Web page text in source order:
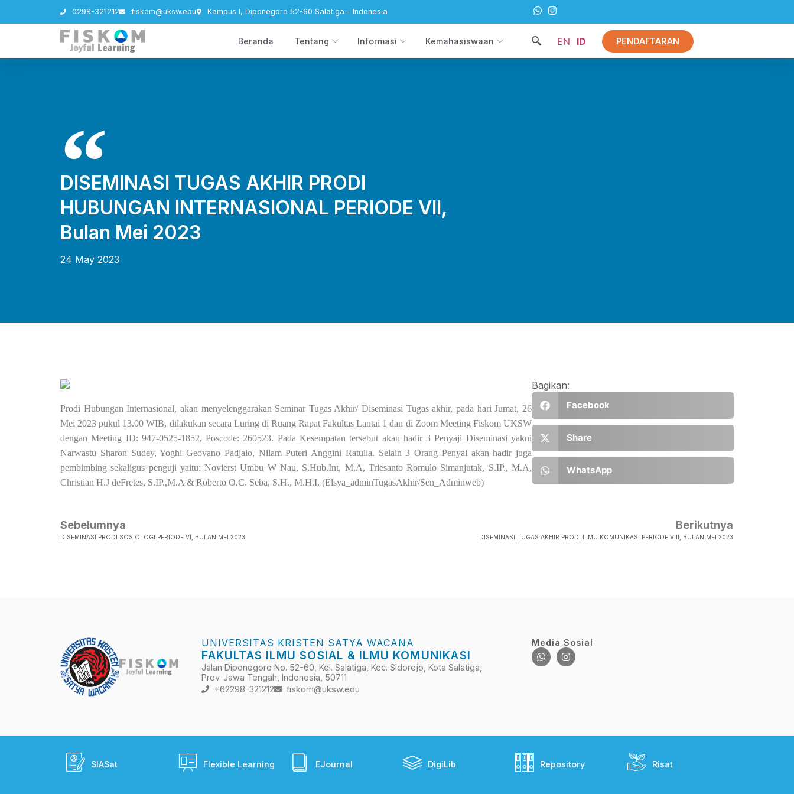
0298-321212 fiskom@uksw.edu Kampus I, Diponegoro 52-60 Salatiga - Indonesia
Beranda Tentang Informasi Kemahasiswaan EN ID PENDAFTARAN
DISEMINASI TUGAS AKHIR PRODI
HUBUNGAN INTERNASIONAL PERIODE VII,
Bulan Mei 2023
24 May 2023
Prodi Hubungan Internasional, akan menyelenggarakan Seminar Tugas Akhir/ Diseminasi Tugas akhir, pada hari Jumat, 26
Mei 2023 pukul 13.00 WIB, dilakukan secara Luring di Ruang Rapat Fakultas Lantai 1 dan di Zoom Meeting Fiskom UKSW
dengan Meeting ID: 947-0525-1852, Poscode: 260523. Pada Kesempatan tersebut akan hadir 3 Penyaji Diseminasi yakni
Narwastu Sharon Sudey, Yoghi Geovano Padjalo, Nilam Puteri Anggini Ratulia. Selain 3 Orang Penyai akan hadir juga
pembimbing sekaligus penguji yaitu: Novierst Umbu W Nau, S.Hub.Int, M.A, Triesanto Romulo Simanjutak, S.IP., M.A,
Christian H.J deFretes, S.IP.,M.A & Roberto O.C. Seba, S.H., M.H.I. (Elsya_adminTugasAkhir/Sen_Adminweb)
Bagikan:
Facebook
Share
WhatsApp
Sebelumnya
DISEMINASI PRODI SOSIOLOGI PERIODE VI, BULAN MEI 2023
Berikutnya
DISEMINASI TUGAS AKHIR PRODI ILMU KOMUNIKASI PERIODE VIII, BULAN MEI 2023
UNIVERSITAS KRISTEN SATYA WACANA
FAKULTAS ILMU SOSIAL & ILMU KOMUNIKASI
Jalan Diponegoro No. 52-60, Kel. Salatiga, Kec. Sidorejo, Kota Salatiga,
Prov. Jawa Tengah, Indonesia, 50711
+62298-321212
fiskom@uksw.edu
Media Sosial
SIASat Flexible Learning EJournal DigiLib Repository Risat